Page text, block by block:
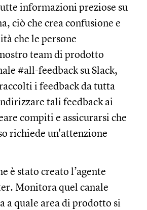
informazioni preziose su
ciò che crea confusione e
che le persone
team di prodotto
#all-feedback su Slack,
i feedback da tutta
tali feedback ai
compiti e assicurarsi che
richiede un'attenzione
è stato creato l’agente
Monitora quel canale
a quale area di prodotto si